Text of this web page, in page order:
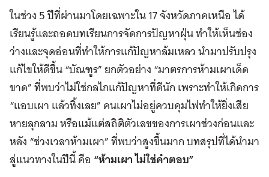
ในช่วง 5 ปีที่ผ่านมาโดยเฉพาะใน 17 จังหวัดภาคเหนือ ได้
เรียนรู้และถอดบทเรียนการจัดการปัญหาฝุ่น ทำให้เห็นช่อง
ว่างและจุดอ่อนที่ทำให้การแก้ปัญหาล้มเหลว นำมาปรับปรุง
แก้ไขให้ดีขึ้น “บัณฑูร” ยกตัวอย่าง “มาตรการห้ามเผาเด็ด
ขาด” ที่พบว่าไม่ใช่กลไกแก้ปัญหาที่ดีนัก เพราะทำให้เกิดการ
“แอบเผา แล้วทิ้งเลย” คนเผาไม่อยู่ควบคุมไฟทำให้ยิ่งเสีย
หายลุกลาม หรือแม้แต่สถิติตัวเลขของการเผาช่วงก่อนและ
หลัง “ช่วงเวลาห้ามเผา” ที่พบว่าสูงขึ้นมาก บทสรุปที่ได้นำมา
สู่แนวทางในปีนี้ คือ “ห้ามเผา ไม่ใช่คำตอบ”